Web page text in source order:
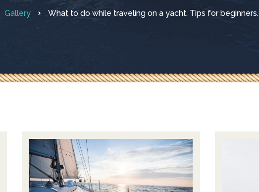
Gallery What to do while traveling on a yacht. Tips for beginners.